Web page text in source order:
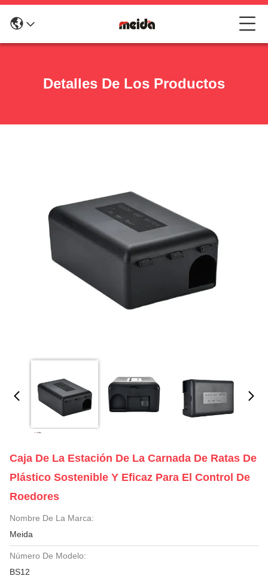
Detalles De Los Productos
Caja De La Estación De La Carnada De Ratas De
Plástico Sostenible Y Eficaz Para El Control De
Roedores
Nombre De La Marca:
Meida
Número De Modelo:
BS12